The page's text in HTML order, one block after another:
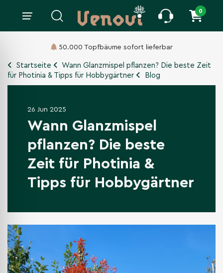
0
Topfbäume sofort lieferbar
Startseite
Wann Glanzmispel pflanzen? Die beste Zeit
für Photinia & Tipps für Hobbygärtner
Blog
26 Jun 2025
Wann Glanzmispel
pflanzen? Die beste
Zeit für Photinia &
Tipps für Hobbygärtner